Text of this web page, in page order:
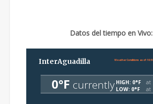
Datos del tiempo en Vivo: